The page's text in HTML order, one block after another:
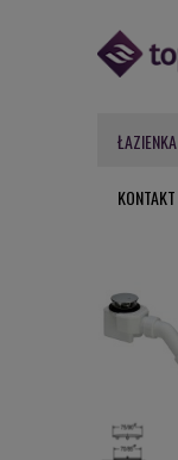
ŁAZIENKA
KONTAKT